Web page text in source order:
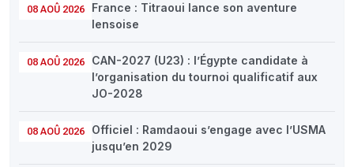
08 AOÛ 2026
France : Titraoui lance son aventure
lensoise
08 AOÛ 2026
CAN-2027 (U23) : l’Égypte candidate à
l’organisation du tournoi qualificatif aux
JO-2028
08 AOÛ 2026
Officiel : Ramdaoui s’engage avec l’USMA
jusqu’en 2029